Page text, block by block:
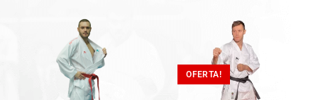
OFERTA!